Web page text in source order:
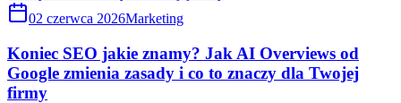
02 czerwca 2026Marketing
Koniec SEO jakie znamy? Jak AI Overviews od
Google zmienia zasady i co to znaczy dla Twojej
firmy